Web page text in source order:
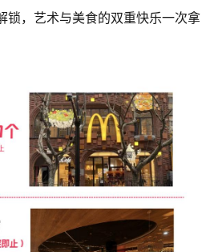
锁，艺术与美食的双重快乐一次拿